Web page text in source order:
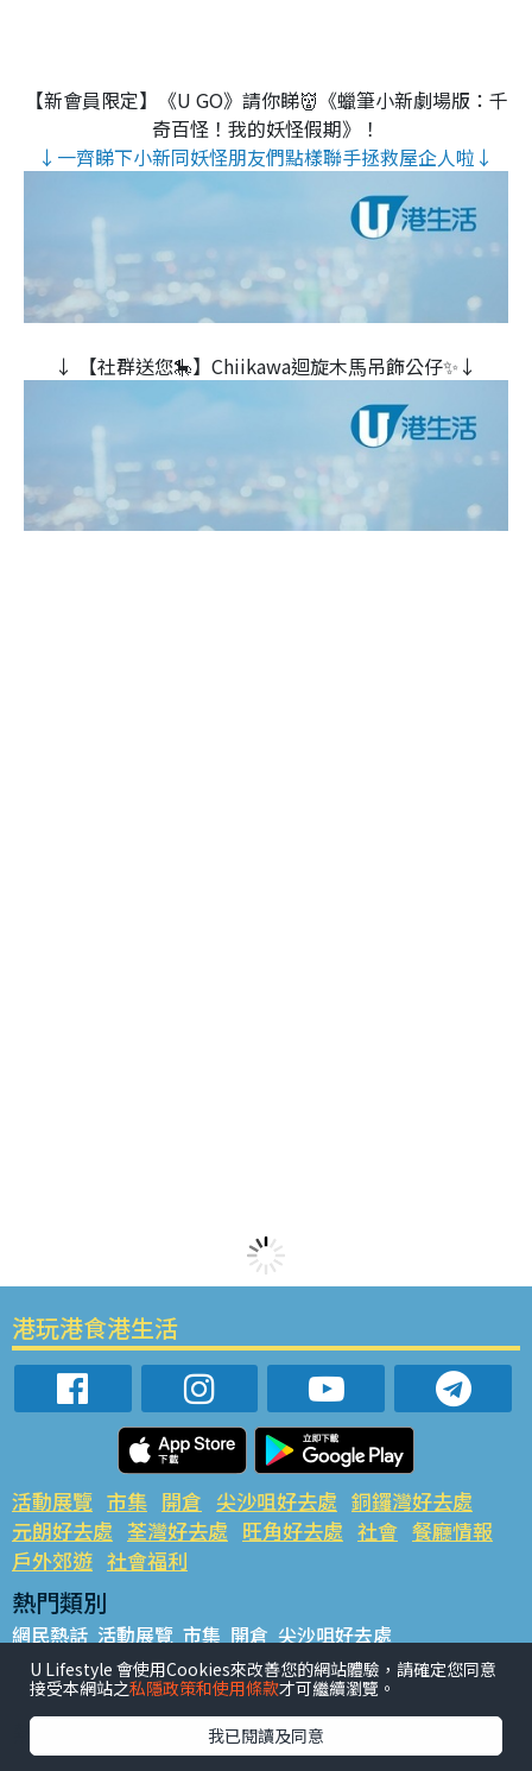
【新會員限定】《U GO》請你睇👹《蠟筆小新劇場版：千
奇百怪！我的妖怪假期》！
↓一齊睇下小新同妖怪朋友們點樣聯手拯救屋企人啦↓
↓ 【社群送您🎠】Chiikawa迴旋木⾺吊飾公仔✨↓
港玩港食港生活
活動展覽 市集 開倉 尖沙咀好去處 銅鑼灣好去處
元朗好去處 荃灣好去處 旺角好去處 社會 餐廳情報
戶外郊遊 社會福利
熱門類別
網民熱話 活動展覽 市集 開倉 尖沙咀好去處
銅鑼灣好去處 元朗好去處 荃灣好去處 旺角好去處 社會
餐廳情報 戶外郊遊
熱門標籤
U Lifestyle 會使用Cookies來改善您的網站體驗，請確定您同意
接受本網站之私隱政策和使用條款才可繼續瀏覽。
我已閱讀及同意